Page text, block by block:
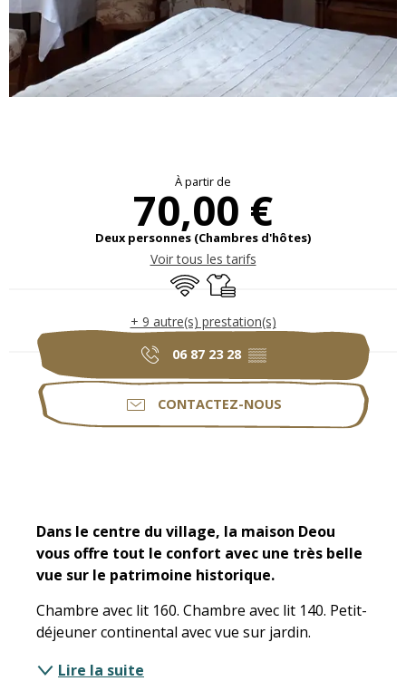
Ouverture et coordonnées
À partir de
70,00 €
Deux personnes (Chambres d'hôtes)
Voir tous les tarifs
WiFi Draps et linge
+ 9 autre(s) prestation(s)
06 87 23 28 ▒▒
CONTACTEZ-NOUS
Dans le centre du village, la maison Deou
vous offre tout le confort avec une très belle
vue sur le patrimoine historique.
Chambre avec lit 160. Chambre avec lit 140. Petit-
déjeuner continental avec vue sur jardin.
Lire la suite